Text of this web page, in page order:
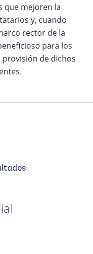
que mejoren la
y, cuando
rector de la
para los
provisión de dichos